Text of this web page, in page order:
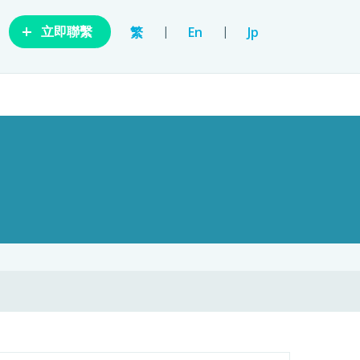
繁 | En | Jp
+ 立即聯繫